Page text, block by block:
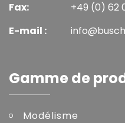
Fax:
+49 (0) 62
E-mail :
Gamme de
Modélisme